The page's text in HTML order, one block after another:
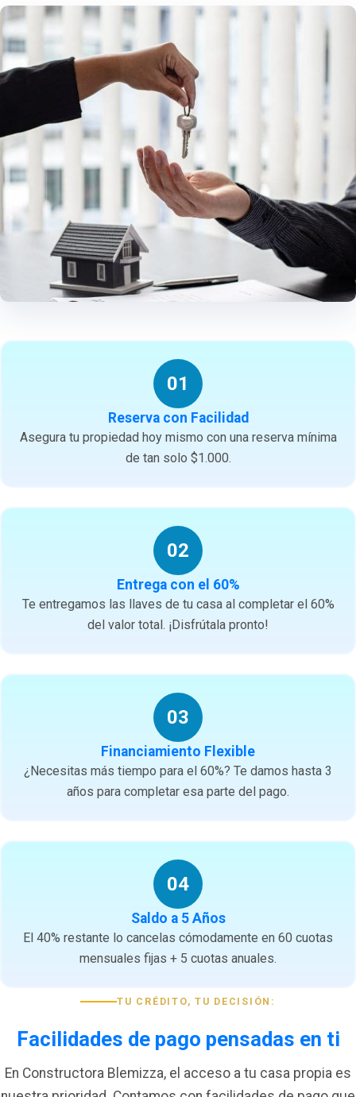
01
Reserva con Facilidad
Asegura tu propiedad hoy mismo con una reserva mínima
de tan solo $1.000.
02
Entrega con el 60%
Te entregamos las llaves de tu casa al completar el 60%
del valor total. ¡Disfrútala pronto!
03
Financiamiento Flexible
¿Necesitas más tiempo para el 60%? Te damos hasta 3
años para completar esa parte del pago.
04
Saldo a 5 Años
El 40% restante lo cancelas cómodamente en 60 cuotas
mensuales fijas + 5 cuotas anuales.
TU CRÉDITO, TU DECISIÓN:
Facilidades de pago pensadas en ti
En Constructora Blemizza, el acceso a tu casa propia es